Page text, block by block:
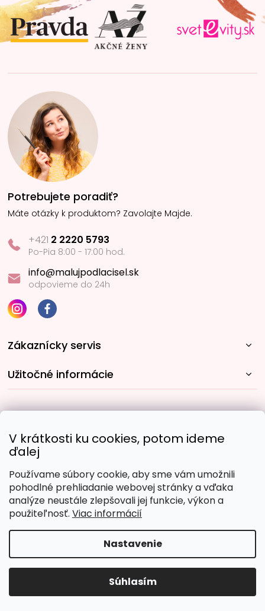
V krátkosti ku cookies, potom ideme
ďalej
Používame súbory cookie, aby sme vám umožnili
pohodlné prehliadanie webovej stránky a vďaka
analýze neustále zlepšovali jej funkcie, výkon a
použiteľnosť. Viac informácií
Nastavenie
Súhlasím
t
i
e
Potrebujete poradiť?
Máte otázky k produktom? Zavolajte Majde.
+421 2 2220 5793
Po-Pia 8:00 - 17:00 hod.
info@malujpodlacisel.sk
odpovieme do 24h
Zákaznícky servis
Užitočné informácie
Obľúbené spôsoby platby:
Copyright 2026Malujpodlacisel.sk. Všetky práva
vyhradené.Upraviť nastavenie cookies